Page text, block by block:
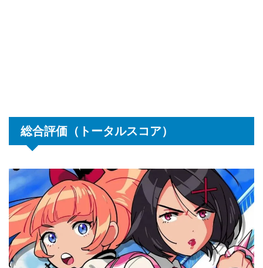
総合評価（トータルスコア）